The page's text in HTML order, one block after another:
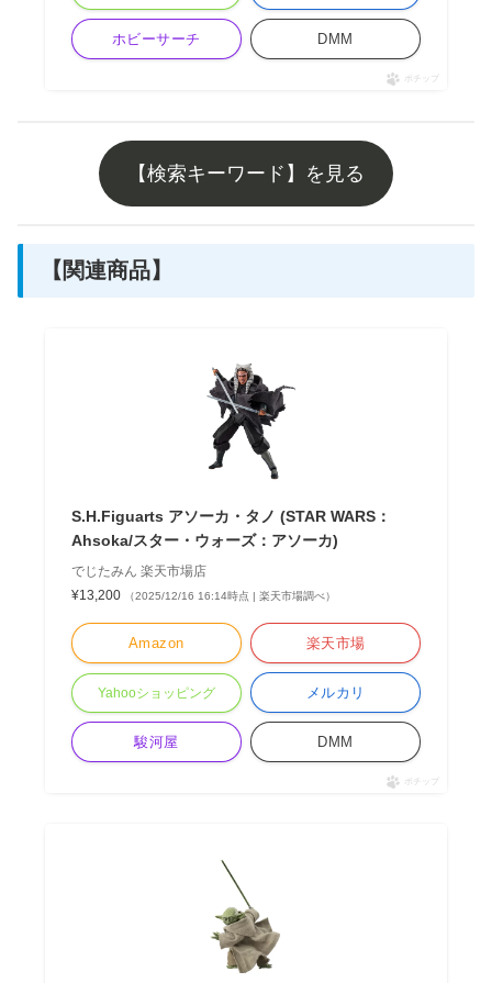
ホビーサーチ DMM
ポチップ
【検索キーワード】を見る
【関連商品】
S.H.Figuarts アソーカ・タノ (STAR WARS：
Ahsoka/スター・ウォーズ：アソーカ)
でじたみん 楽天市場店
¥13,200
（2025/12/16 16:14時点 | 楽天市場調べ）
Amazon 楽天市場
Yahooショッピング メルカリ
駿河屋 DMM
ポチップ